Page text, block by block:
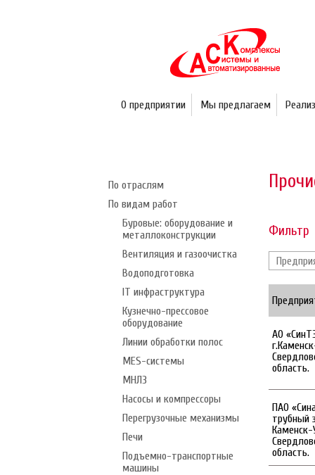
О предприятии Мы предлагаем
Фильтр
АО
область.
ПАО
трубный
Каменск-
область.
По отраслям
По видам работ
Буровые: оборудование и
металлоконструкции
Вентиляция и газоочистка
Водоподготовка
IT инфраструктура
Кузнечно-прессовое
оборудование
Линии обработки полос
MES-системы
МНЛЗ
Насосы и компрессоры
Перегрузочные механизмы
Печи
Подъемно-транспортные
машины